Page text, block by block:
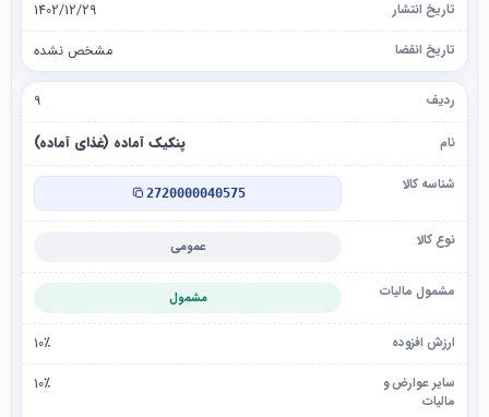
1402/12/29
مشخص نشده
۹
پنکیک آماده (غذای آماده)
2720000040575
عمومی
مشمول
10٪
10٪